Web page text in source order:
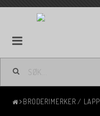
BRODERIMERKER / LAPP